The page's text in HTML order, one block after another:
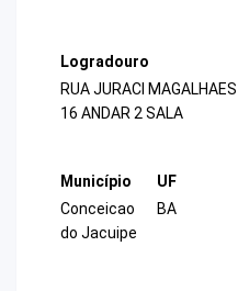
Logradouro
RUA JURACI MAGALHAES
16 ANDAR 2 SALA
Município
Conceicao
do Jacuipe
UF
BA